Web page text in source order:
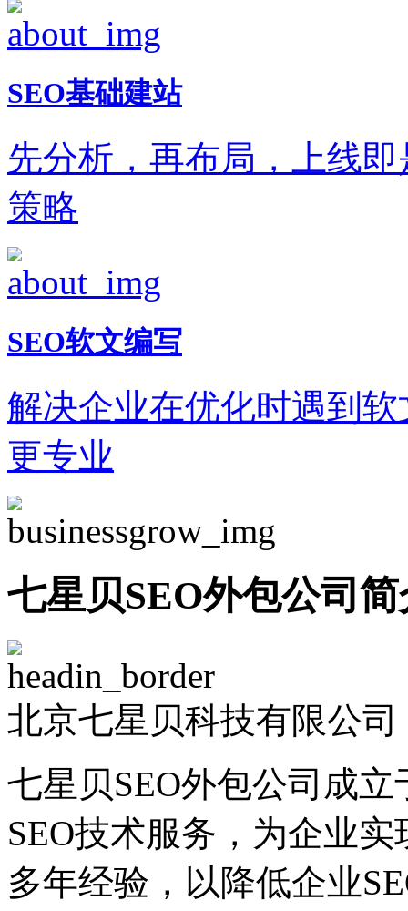
SEO基础建站
先分析，再布局，上线
策略
SEO软文编写
解决企业在优化时遇到
更专业
七星贝SEO外包公司简
北京七星贝科技有限公
七星贝SEO外包公司成
SEO技术服务，为企业
多年经验，以降低企业